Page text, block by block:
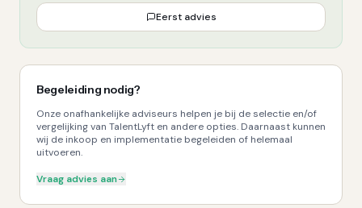
Eerst advies
Begeleiding nodig?
Onze onafhankelijke adviseurs helpen je bij de selectie en/of
vergelijking van TalentLyft en andere opties. Daarnaast kunnen
wij de inkoop en implementatie begeleiden of helemaal
uitvoeren.
Vraag advies aan